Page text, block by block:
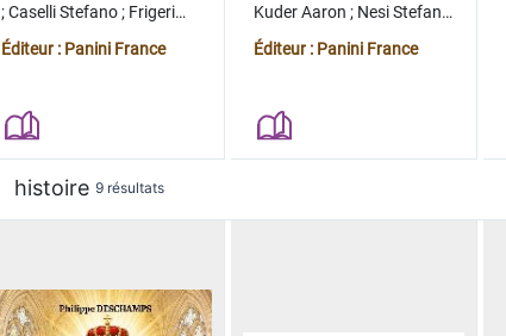
;Caselli Stefano; Frigeri
Juan
Éditeur : Panini France
Kuder Aaron ; Nesi Stefano
;Lopez Alvaro
Éditeur : Panini France
histoire 9 résultats